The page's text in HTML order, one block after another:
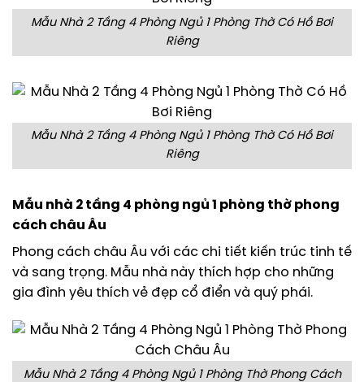
Mẫu Nhà 2 Tầng 4 Phòng Ngủ 1 Phòng Thờ Có Hồ Bơi
Riêng
Mẫu Nhà 2 Tầng 4 Phòng Ngủ 1 Phòng Thờ Có Hồ Bơi
Riêng
Mẫu nhà 2 tầng 4 phòng ngủ 1 phòng thờ phong
cách châu Âu
Phong cách châu Âu với các chi tiết kiến trúc tinh tế
và sang trọng. Mẫu nhà này thích hợp cho những
gia đình yêu thích vẻ đẹp cổ điển và quý phái.
Mẫu Nhà 2 Tầng 4 Phòng Ngủ 1 Phòng Thờ Phong Cách